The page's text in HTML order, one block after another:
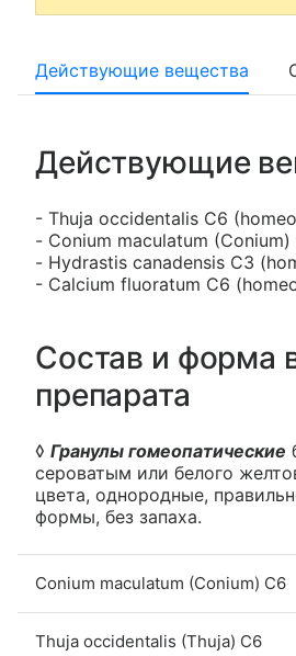
Действующие вещества
Действующие
- Thuja oссidentalis С6
- Conium maculatum
- Hydrastis canadensis C3
- Calcium fluoratum C6
Состав и форма
препарата
◊ Гранулы гомеопатические
сероватым или белого
цвета, однородные,
формы, без запаха.
Conium maculatum (Conium) С6
Thuja occidentalis (Thuja) С6